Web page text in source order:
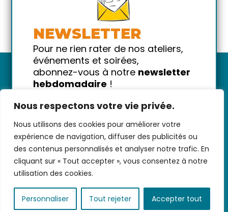
Nous respectons votre vie privée.
Nous utilisons des cookies pour améliorer votre
expérience de navigation, diffuser des publicités ou
des contenus personnalisés et analyser notre trafic. En
cliquant sur « Tout accepter », vous consentez à notre
utilisation des cookies.
Personnaliser Tout rejeter Accepter tout
Nous contacter-CGV/CGU-Données
personnelles-Infos pratiques- FAQ
NEWSLETTER
Pour ne rien rater de nos ateliers,
événements et soirées,
abonnez-vous à notre newsletter
hebdomadaire !
!
Votre email